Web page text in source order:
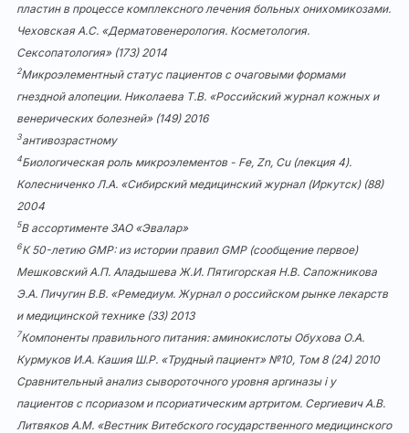
пластин в процессе комплексного лечения больных онихомикозами.
Чеховская А.С. «Дерматовенерология. Косметология.
Сексопатология» (173) 2014
2Микроэлементный статус пациентов с очаговыми формами
гнездной алопеции. Николаева Т.В. «Российский журнал кожных и
венерических болезней» (149) 2016
3антивозрастному
4Биологическая роль микроэлементов - Fe, Zn, Cu (лекция 4).
Колесниченко Л.А. «Сибирский медицинский журнал (Иркутск) (88)
2004
5В ассортименте ЗАО «Эвалар»
6К 50-летию GMP: из истории правил GMP (сообщение первое)
Мешковский А.П. Аладышева Ж.И. Пятигорская Н.В. Сапожникова
Э.А. Пичугин В.В. «Ремедиум. Журнал о российском рынке лекарств
и медицинской технике (33) 2013
7Компоненты правильного питания: аминокислоты Обухова О.А.
Курмуков И.А. Кашия Ш.Р. «Трудный пациент» №10, Том 8 (24) 2010
Сравнительный анализ сывороточного уровня аргиназы i у
пациентов с псориазом и псориатическим артритом. Сергиевич А.В.
Литвяков А.М. «Вестник Витебского государственного медицинского